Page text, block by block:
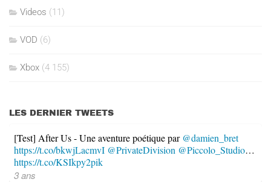
Videos (11)
VOD (6)
Xbox (4 155)
LES DERNIER TWEETS
[Test] After Us - Une aventure poétique par @damien_bret
https://t.co/bkwjLacmvI @PrivateDivision @Piccolo_Studio…
https://t.co/KSIkpy2pik
3 ans